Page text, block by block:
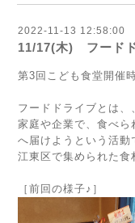
2022-11-13 12:58:00
11/17(木) フードド
第3回こども食堂開催
フードドライブとは、
家庭や企業で、食べら
へ届けようという活動
江東区で集められた食
［前回の様子♪］